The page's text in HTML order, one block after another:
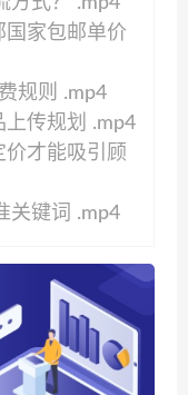
家包邮单价
规则 .mp4
传规划 .mp4
才能吸引顾
关键词 .mp4